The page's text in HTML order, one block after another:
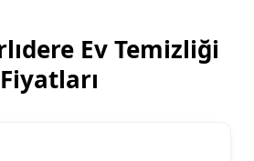
Ev Temizliği
Fiyatları